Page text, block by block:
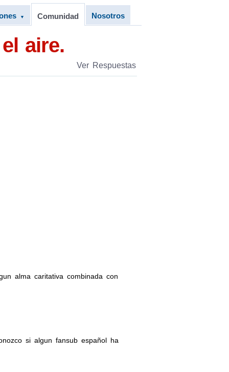
▼ Comunidad Nosotros
aire.
Ver Respuestas
alma caritativa combinada con
si algun fansub español ha